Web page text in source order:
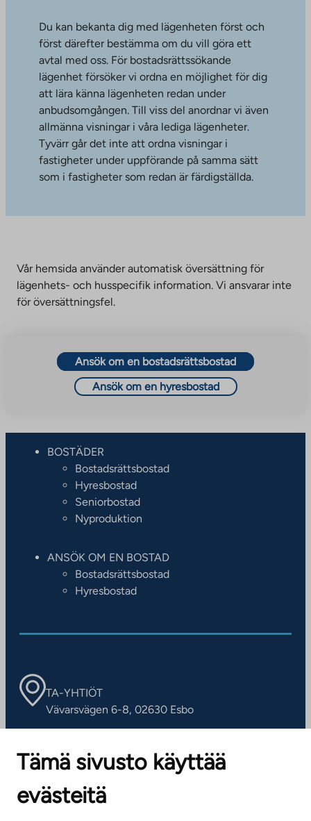
Tämä sivusto käyttää
evästeitä
Du kan bekanta dig med lägenheten först och
först därefter bestämma om du vill göra ett
avtal med oss. För bostadsrättssökande
lägenhet försöker vi ordna en möjlighet för dig
att lära känna lägenheten redan under
anbudsomgången. Till viss del anordnar vi även
allmänna visningar i våra lediga lägenheter.
Tyvärr går det inte att ordna visningar i
fastigheter under uppförande på samma sätt
som i fastigheter som redan är färdigställda.
Vår hemsida använder automatisk översättning för
lägenhets- och husspecifik information. Vi ansvarar inte
för översättningsfel.
Ansök om en bostadsrättsbostad
Ansök om en hyresbostad
BOSTÄDER
Bostadsrättsbostad
Hyresbostad
Seniorbostad
Nyproduktion
ANSÖK OM EN BOSTAD
Bostadsrättsbostad
Hyresbostad
TA-YHTIÖT
Vävarsvägen 6-8, 02630 Esbo
Kontaktinformation
KUNDSERVICE